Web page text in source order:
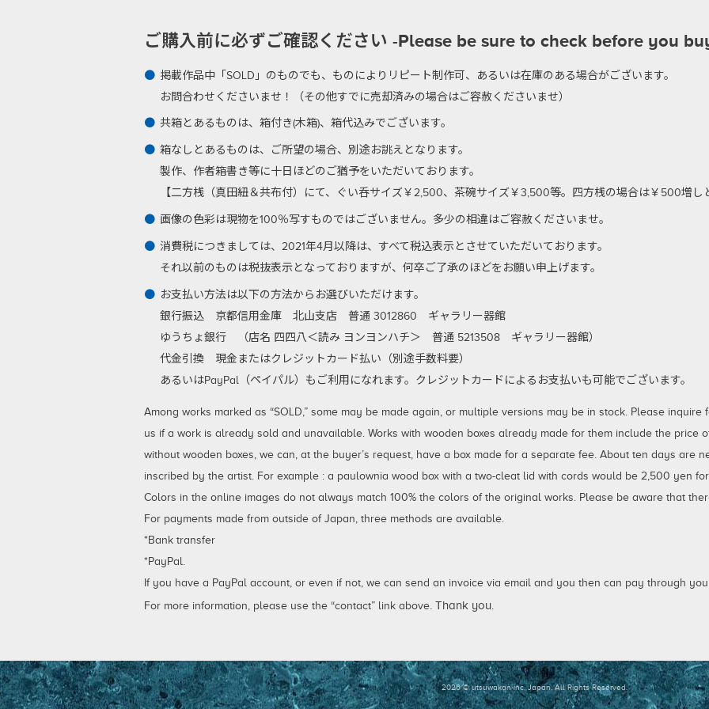
ご購入前に必ずご確認ください -Please be sure to check before you
掲載作品中「SOLD」のものでも、ものによりリピート制作可、あるいは在庫のある場合がございます。
お問合わせくださいませ！（その他すでに売却済みの場合はご容赦くださいませ）
共箱とあるものは、箱付き(木箱)、箱代込みでございます。
箱なしとあるものは、ご所望の場合、別途お誂えとなります。
製作、作者箱書き等に十日ほどのご猶予をいただいております。
【二方桟（真田紐＆共布付）にて、ぐい呑サイズ￥2,500、茶碗サイズ￥3,500等。四方桟の場合は￥500増し
画像の色彩は現物を100％写すものではございません。多少の相違はご容赦くださいませ。
消費税につきましては、2021年4月以降は、すべて税込表示とさせていただいております。
それ以前のものは税抜表示となっておりますが、何卒ご了承のほどをお願い申上げます。
お支払い方法は以下の方法からお選びいただけます。
銀行振込 京都信用金庫 北山支店 普通 3012860 ギャラリー器館
ゆうちょ銀行 （店名 四四八＜読み ヨンヨンハチ＞ 普通 5213508 ギャラリー器館）
代金引換 現金またはクレジットカード払い（別途手数料要）
あるいはPayPal（ペイパル）もご利用になれます。クレジットカードによるお支払いも可能でございます。
Among works marked as “SOLD,” some may be made again, or multiple versions may be in stock. Please
us if a work is already sold and unavailable. Works with wooden boxes already made for them include the price
without wooden boxes, we can, at the buyer’s request, have a box made for a separate fee. About ten days are
inscribed by the artist. For example : a paulownia wood box with a two-cleat lid with cords would be 2,500 yen
Colors in the online images do not always match 100% the colors of the original works. Please be aware that
For payments made from outside of Japan, three methods are available.
*Bank transfer
*PayPal.
If you have a PayPal account, or even if not, we can send an invoice via email and you then can pay through
For more information, please use the “contact” link above . Thank you.
2026 © utsuwakan inc, Japan.All Rights Reserved.